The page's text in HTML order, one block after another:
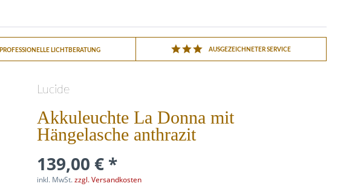
PROFESSIONELLE LICHTBERATUNG AUSGEZEICHNETER SERVICE
Lucide
Akkuleuchte La Donna mit
Hängelasche anthrazit
139,00 € *
inkl. MwSt.zzgl. Versandkosten